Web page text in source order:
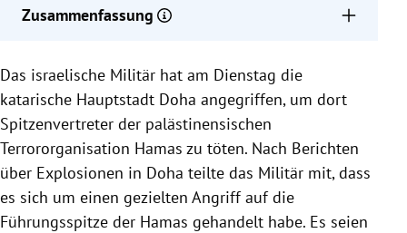
Zusammenfassung
an und meldet Explosionen.
Das Militär betont, die Hamas-Spitze sei für das
Massaker vom 7. Oktober und den Krieg gegen
Israel verantwortlich.
Der Angriff gefährdet laut Beobachtern die
Vermittlungsbemühungen Katars zur Freilassung
israelischer Geiseln.
Das israelische Militär hat am Dienstag die
katarische Hauptstadt Doha angegriffen, um dort
Spitzenvertreter der palästinensischen
Terrororganisation Hamas zu töten. Nach Berichten
über Explosionen in Doha teilte das Militär mit, dass
es sich um einen gezielten Angriff auf die
Führungsspitze der Hamas gehandelt habe. Es seien